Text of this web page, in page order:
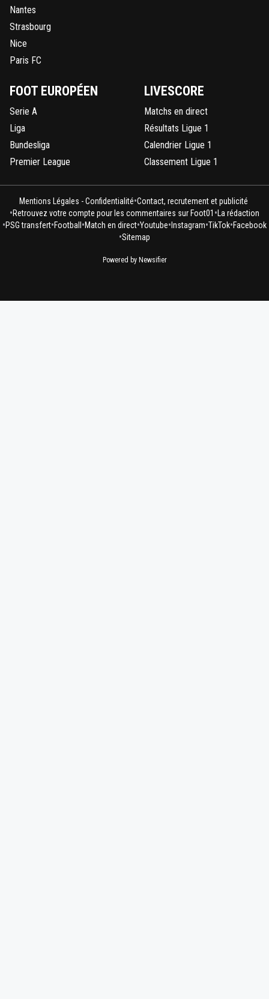
Nantes
Strasbourg
Nice
Paris FC
FOOT EUROPÉEN
Serie A
Liga
Bundesliga
Premier League
LIVESCORE
Matchs en direct
Résultats Ligue 1
Calendrier Ligue 1
Classement Ligue 1
Mentions Légales - Confidentialité•Contact, recrutement et publicité
•Retrouvez votre compte pour les commentaires sur Foot01 • La rédaction
•PSG transfert•Football •Match en direct•Youtube• Instagram•TikTok•Facebook
•Sitemap
Powered by Newsifier